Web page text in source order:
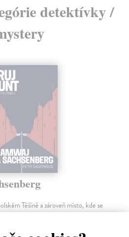
detektívky /
Těšíně a zároveň místo, kde se
s dalším brutálním zločinem, který